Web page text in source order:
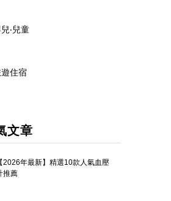
‧兒童
住宿
文章
【2026年最新】精選10款人氣血壓
推薦